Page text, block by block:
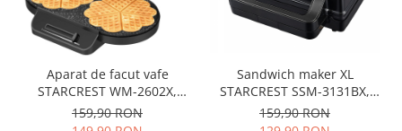
Aparat de facut vafe
STARCREST WM-2602X,
1200W, Suprafata dubla,
Buton reglare temperatura,
159,90 RON
Sandwich maker XL
STARCREST SSM-3131BX,
1000 W, 3 placi detasabile
antiadezive: sandwich,
159,90 RON